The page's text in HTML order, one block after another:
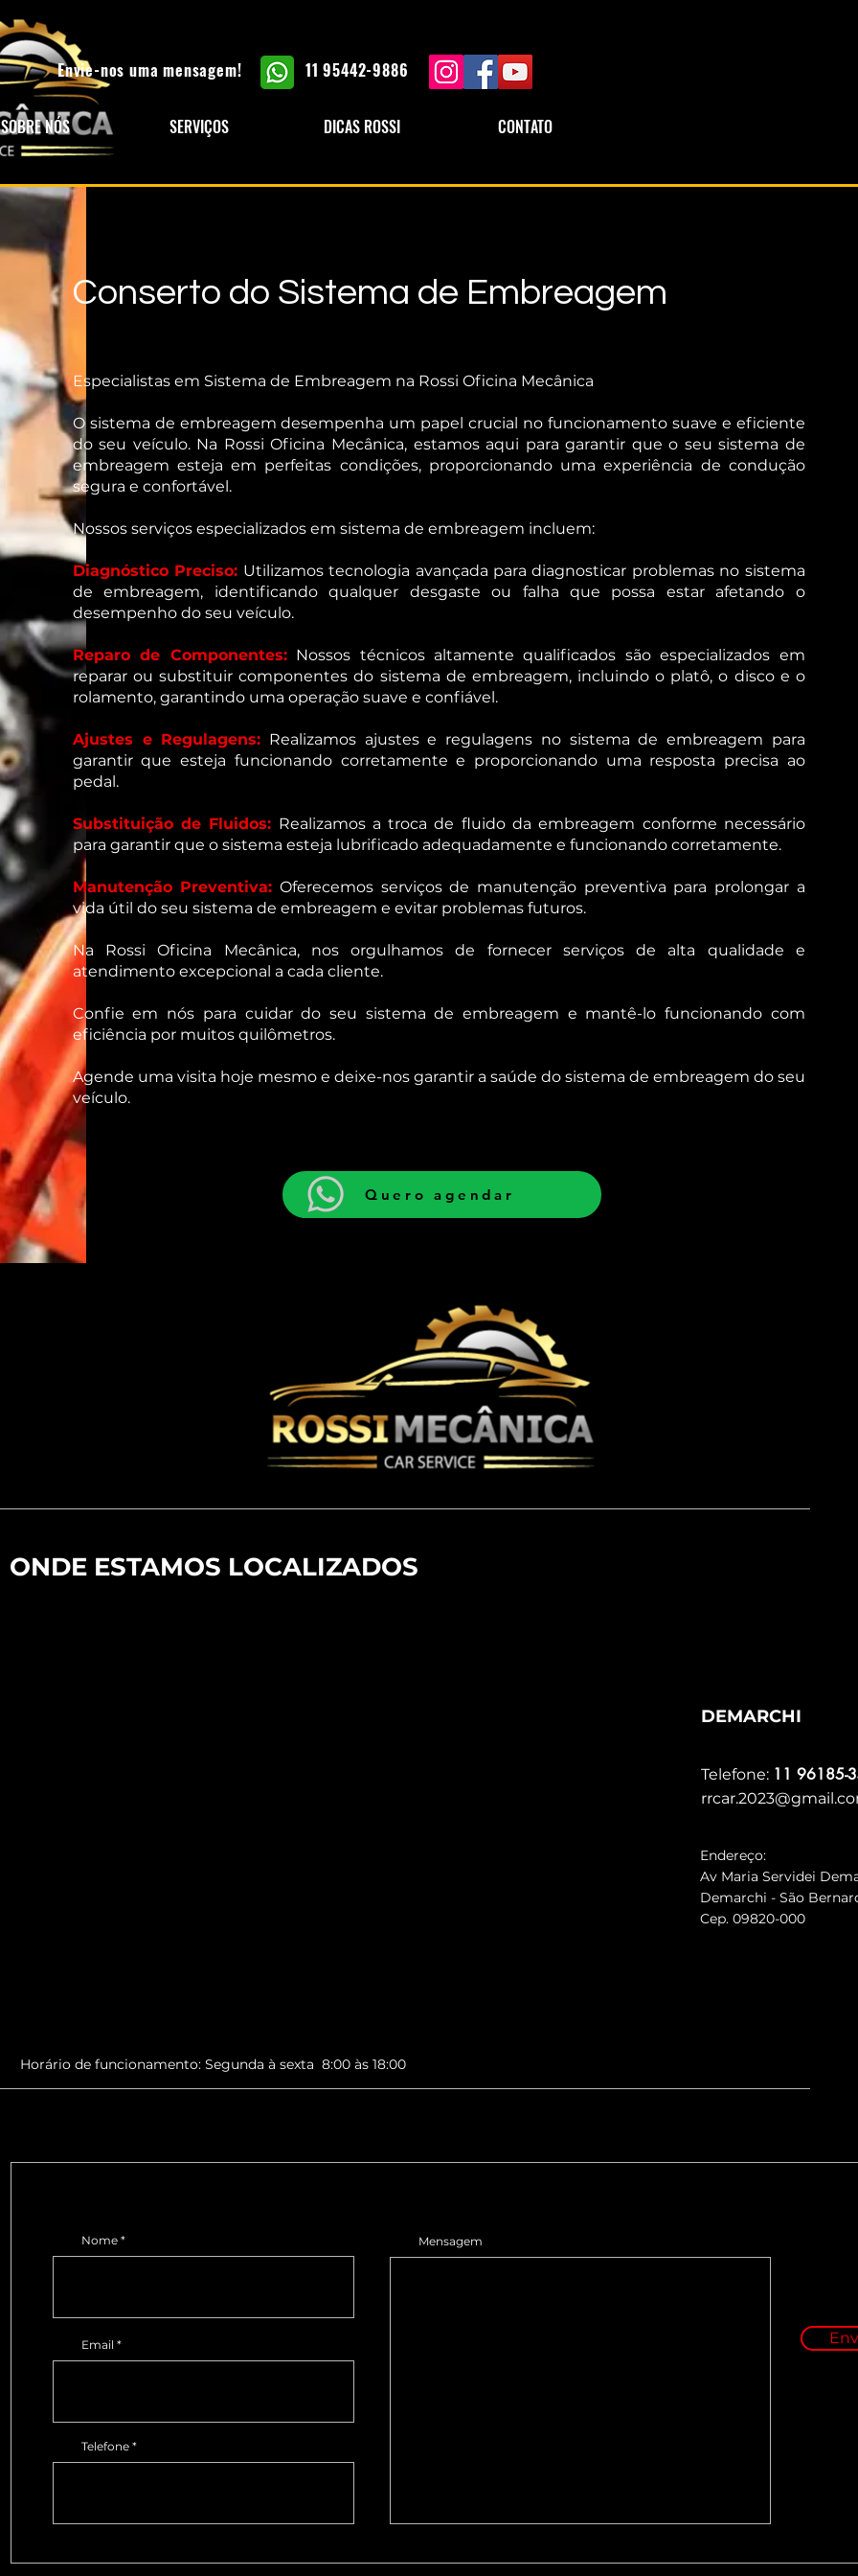
Envie-nos uma mensagem! 11 95442-9886
SOBRE NÓS SERVIÇOS DICAS ROSSI CONTATO
Conserto do Sistema de Embreagem
Especialistas em Sistema de Embreagem na Rossi Oficina Mecânica
O sistema de embreagem desempenha um papel crucial no funcionamento suave e eficiente
do seu veículo. Na Rossi Oficina Mecânica, estamos aqui para garantir que o seu sistema de
embreagem esteja em perfeitas condições, proporcionando uma experiência de condução
segura e confortável.
Nossos serviços especializados em sistema de embreagem incluem:
Diagnóstico Preciso: Utilizamos tecnologia avançada para diagnosticar problemas no sistema
de embreagem, identificando qualquer desgaste ou falha que possa estar afetando o
desempenho do seu veículo.
Reparo de Componentes:Nossos técnicos altamente qualificados são especializados em
reparar ou substituir componentes do sistema de embreagem, incluindo o platô, o disco e o
rolamento, garantindo uma operação suave e confiável.
Ajustes e Regulagens: Realizamos ajustes e regulagens no sistema de embreagem para
garantir que esteja funcionando corretamente e proporcionando uma resposta precisa ao
pedal.
Substituição de Fluidos: Realizamos a troca de fluido da embreagem conforme necessário
para garantir que o sistema esteja lubrificado adequadamente e funcionando corretamente.
Manutenção Preventiva: Oferecemos serviços de manutenção preventiva para prolongar a
vida útil do seu sistema de embreagem e evitar problemas futuros.
Na Rossi Oficina Mecânica, nos orgulhamos de fornecer serviços de alta qualidade e
atendimento excepcional a cada cliente.
Confie em nós para cuidar do seu sistema de embreagem e mantê-lo funcionando com
eficiência por muitos quilômetros.
Agende uma visita hoje mesmo e deixe-nos garantir a saúde do sistema de embreagem do seu
veículo.
Quero agendar
ONDE ESTAMOS LOCALIZADOS
DEMARCHI
Telefone: 11 96185-
Endereço:
Av Maria Servidei
Demarchi - São
Cep. 09820-000
Horário de funcionamento: Segunda à sexta 8:00 às 18:00
Nome
Email
Telefone
Mensagem